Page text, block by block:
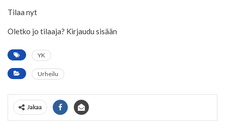
Tilaa nyt
Oletko jo tilaaja? Kirjaudu sisään
YK
Urheilu
Jakaa